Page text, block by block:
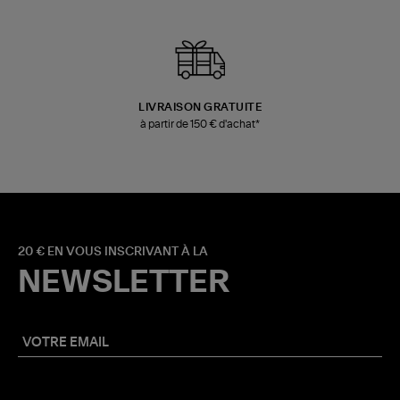
LIVRAISON GRATUITE
à partir de 150 € d'achat*
20 € EN VOUS INSCRIVANT À LA
NEWSLETTER